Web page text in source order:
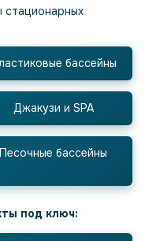
бассейны
Джакузи и SPA
Песочные бассейны
под ключ: